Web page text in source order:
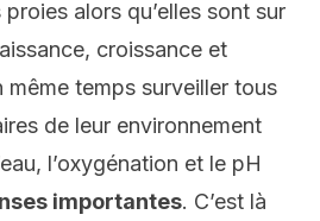
alors qu’elles sont sur
croissance et
temps surveiller tous
de leur environnement
l’oxygénation et le pH
importantes. C’est là